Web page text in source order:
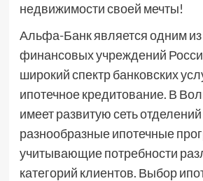
недвижимости своей мечты!
Альфа-Банк является одним
финансовых учреждений
широкий спектр банковских
ипотечное кредитование. В
имеет развитую сеть
разнообразные ипотечные
учитывающие потребности
категорий клиентов. Выбор